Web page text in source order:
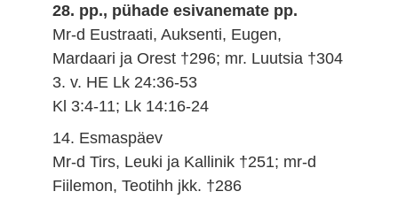
28. pp., pühade esivanemate pp.
Mr-d Eustraati, Auksenti, Eugen,
Mardaari ja Orest †296; mr. Luutsia †304
3. v. HE Lk 24:36-53
Kl 3:4-11; Lk 14:16-24
14. Esmaspäev
Mr-d Tirs, Leuki ja Kallinik †251; mr-d
Fiilemon, Teotihh jkk. †286